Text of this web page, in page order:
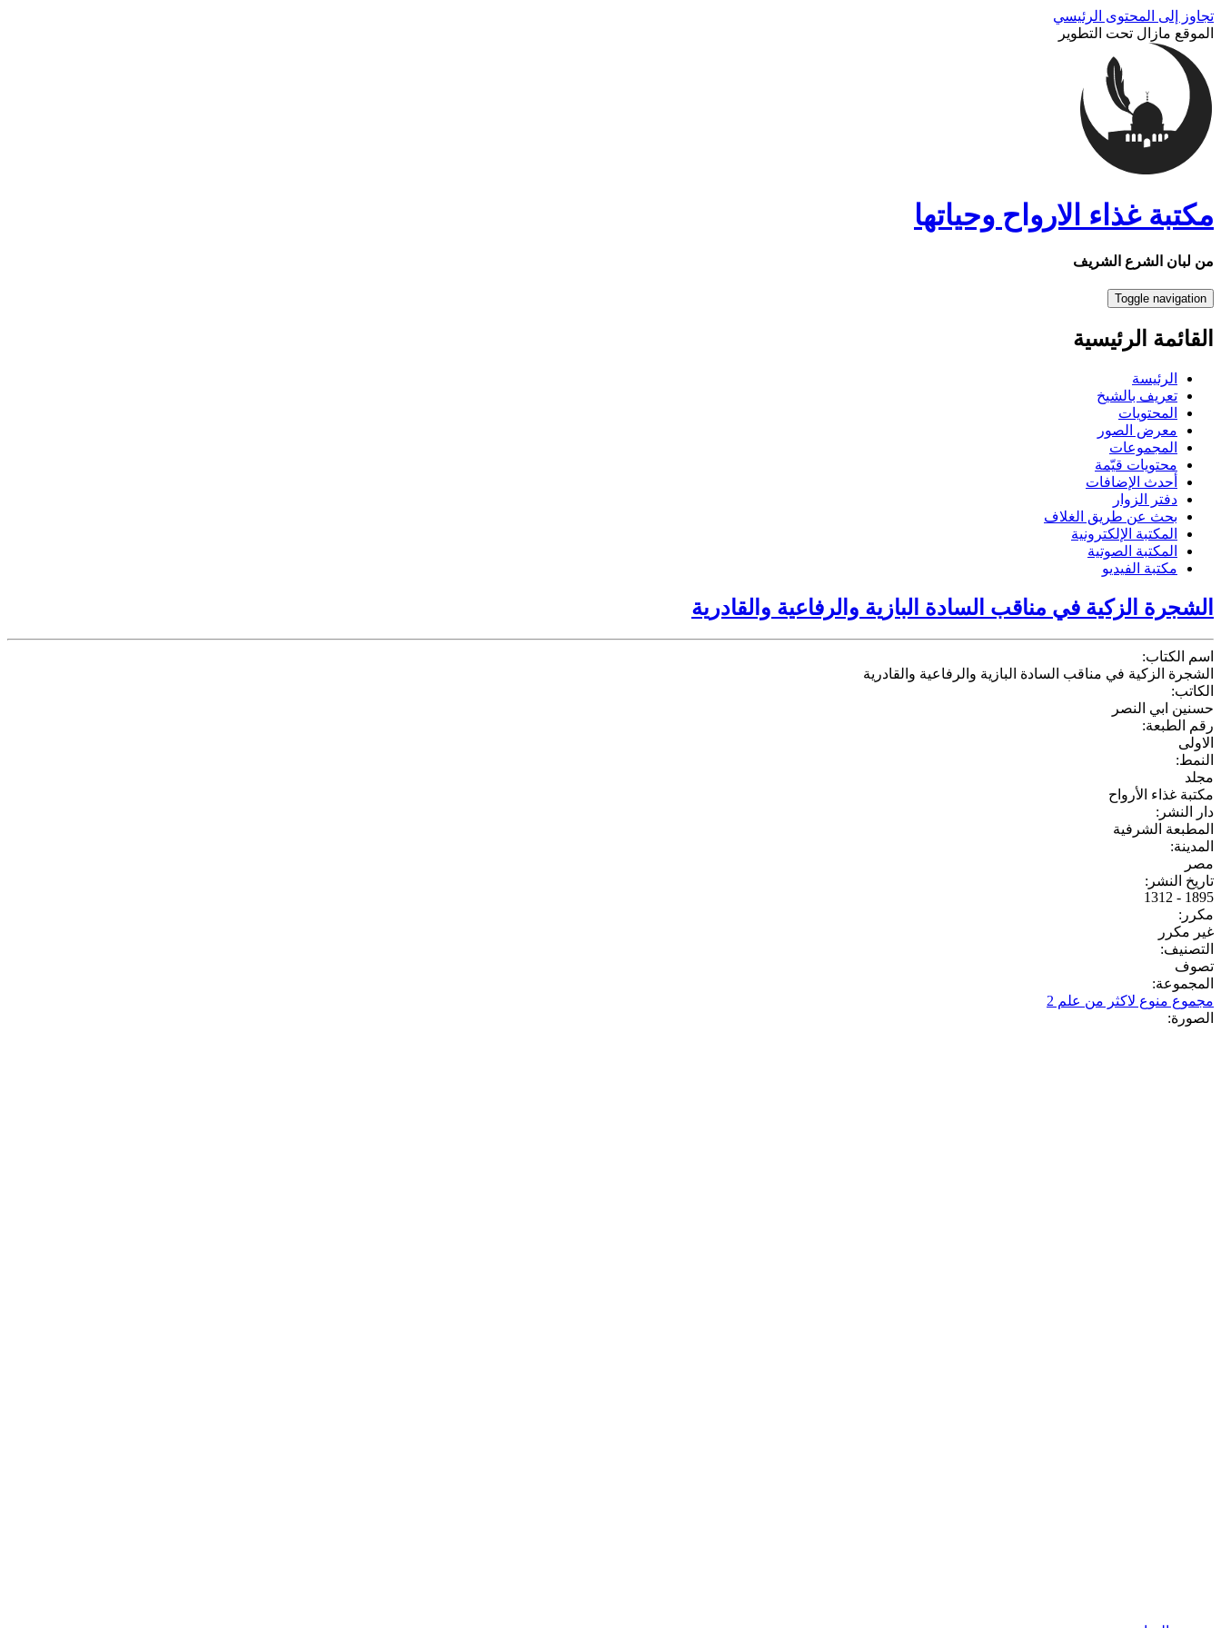
تجاوز إلى المحتوى الرئيسي
الموقع مازال تحت التطوير
مكتبة غذاء الارواح وحياتها
من لبان الشرع الشريف
Toggle navigation
القائمة الرئيسية
الرئيسة
تعريف بالشيخ
المحتويات
معرض الصور
المجموعات
محتويات قيّمة
أحدث الإضافات
دفتر الزوار
بحث عن طريق الغلاف
المكتبة الإلكترونية
المكتبة الصوتية
مكتبة الفيديو
الشجرة الزكية في مناقب السادة البازية والرفاعية والقادرية
اسم الكتاب:
الشجرة الزكية في مناقب السادة البازية والرفاعية والقادرية
الكاتب:
حسنين ابي النصر
رقم الطبعة:
الاولى
النمط:
مجلد
مكتبة غذاء الأرواح
دار النشر:
المطبعة الشرفية
المدينة:
مصر
تاريخ النشر:
1895 - 1312
مكرر:
غير مكرر
التصنيف:
تصوف
المجموعة:
مجموع منوع لاكثر من علم 2
الصورة: